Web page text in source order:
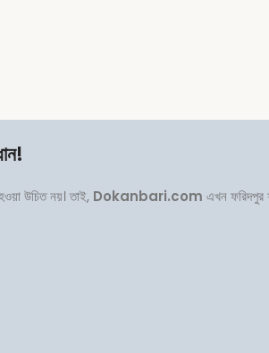
উচিত নয়। তাই, Dokanbari.com এখন ফরিদপুর